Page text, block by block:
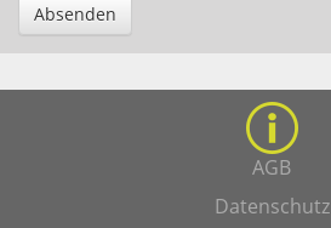
Absenden
AGB
Datenschutz